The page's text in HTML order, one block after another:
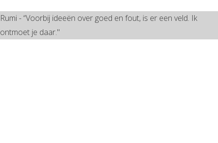
Rumi - “Voorbij ideeën over goed en fout, is er een veld. Ik
ontmoet je daar."